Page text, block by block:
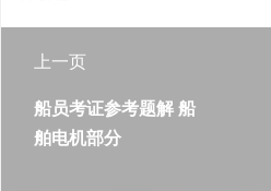
上一页
船员考证参考题解 船
舶电机部分